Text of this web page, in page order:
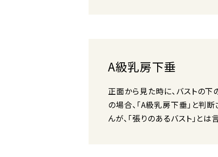
A級乳房下垂
正面から見た時に、バストの
の場合、「A級乳房下垂」と判
んが、「張りのあるバスト」とは